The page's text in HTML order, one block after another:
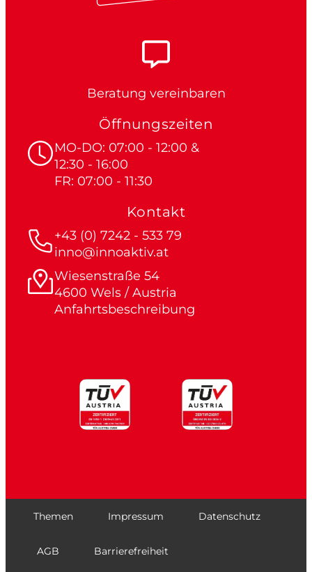
Beratung vereinbaren
Öffnungszeiten
MO-DO: 07:00 - 12:00 &
12:30 - 16:00
FR: 07:00 - 11:30
Kontakt
+43 (0) 7242 - 533 79
inno@innoaktiv.at
Wiesenstraße 54
4600 Wels / Austria
Anfahrtsbeschreibung
Themen Impressum Datenschutz
AGB Barrierefreiheit